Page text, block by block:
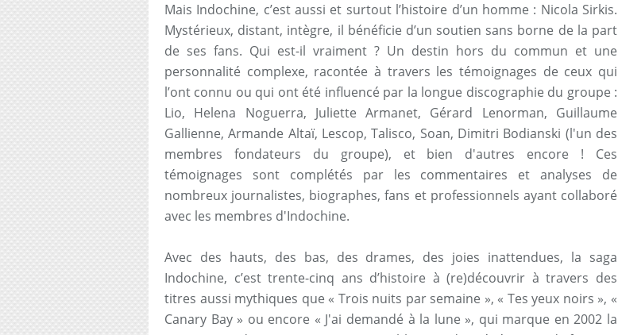
Mais Indochine, c’est aussi et surtout l’histoire d’un homme : Nicola Sirkis.
Mystérieux, distant, intègre, il bénéficie d’un soutien sans borne de la part
de ses fans. Qui est-il vraiment ? Un destin hors du commun et une
personnalité complexe, racontée à travers les témoignages de ceux qui
l’ont connu ou qui ont été influencé par la longue discographie du groupe :
Lio, Helena Noguerra, Juliette Armanet, Gérard Lenorman, Guillaume
Gallienne, Armande Altaï, Lescop, Talisco, Soan, Dimitri Bodianski (l'un des
membres fondateurs du groupe), et bien d'autres encore ! Ces
témoignages sont complétés par les commentaires et analyses de
nombreux journalistes, biographes, fans et professionnels ayant collaboré
avec les membres d'Indochine.
Avec des hauts, des bas, des drames, des joies inattendues, la saga
Indochine, c’est trente-cinq ans d’histoire à (re)découvrir à travers des
titres aussi mythiques que « Trois nuits par semaine », « Tes yeux noirs », «
Canary Bay » ou encore « J'ai demandé à la lune », qui marque en 2002 la